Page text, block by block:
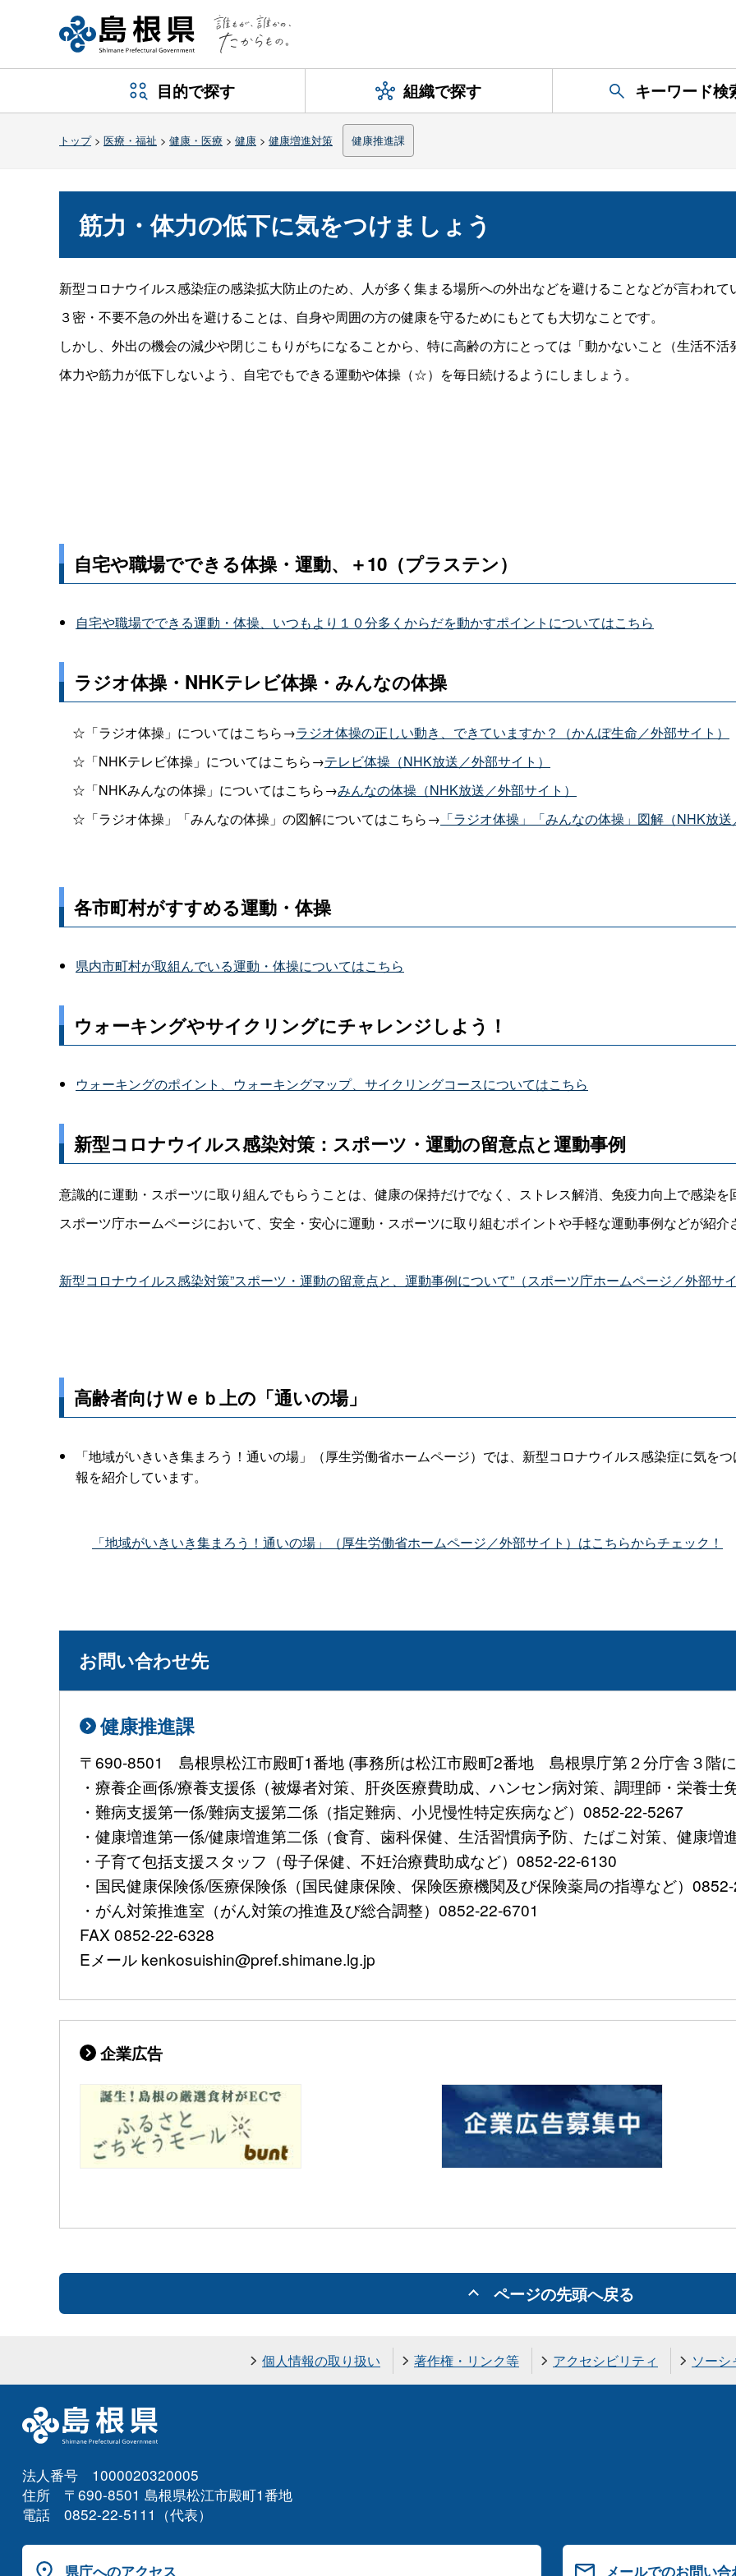
目的で探す 組織で探す キーワード検
トップ> 医療・福祉 > 健康・医療 > 健康 > 健康増進対策 健康推進課
筋力・体力の低下に気をつけましょう
新型コロナウイルス感染症の感染拡大防止のため、人が多く集まる場所への外出などを避けることなどが言われて
３密・不要不急の外出を避けることは、自身や周囲の方の健康を守るためにもとても大切なことです。
しかし、外出の機会の減少や閉じこもりがちになることから、特に高齢の方にとっては「動かないこと（生活不活
体力や筋力が低下しないよう、自宅でもできる運動や体操（☆）を毎日続けるようにしましょう。
自宅や職場でできる体操・運動、＋10（プラステン）
自宅や職場でできる運動・体操、いつもより１０分多くからだを動かすポイントについてはこちら
ラジオ体操・NHKテレビ体操・みんなの体操
☆「ラジオ体操」についてはこちら→ラジオ体操の正しい動き、できていますか？（かんぽ生命／外部サイト）
☆「NHKテレビ体操」についてはこちら→テレビ体操（NHK放送／外部サイト）
☆「NHKみんなの体操」についてはこちら→みんなの体操（NHK放送／外部サイト）
☆「ラジオ体操」「みんなの体操」の図解についてはこちら→ 「ラジオ体操」「みんなの体操」図解（NHK放送
各市町村がすすめる運動・体操
県内市町村が取組んでいる運動・体操についてはこちら
ウォーキングやサイクリングにチャレンジしよう！
ウォーキングのポイント、ウォーキングマップ、サイクリングコースについてはこちら
新型コロナウイルス感染対策：スポーツ・運動の留意点と運動事例
意識的に運動・スポーツに取り組んでもらうことは、健康の保持だけでなく、ストレス解消、免疫力向上で感染を
スポーツ庁ホームページにおいて、安全・安心に運動・スポーツに取り組むポイントや手軽な運動事例などが紹介
新型コロナウイルス感染対策”スポーツ・運動の留意点と、運動事例について”（スポーツ庁ホームページ／外部サイ
高齢者向けＷｅｂ上の「通いの場」
「地域がいきいき集まろう！通いの場」（厚生労働省ホームページ）では、新型コロナウイルス感染症に気を
報を紹介しています。
「地域がいきいき集まろう！通いの場」（厚生労働省ホームページ／外部サイト）はこちらからチェック！
お問い合わせ先
健康推進課
〒690-8501 島根県松江市殿町1番地 (事務所は松江市殿町2番地 島根県庁第２分庁舎３階
・療養企画係/療養支援係（被爆者対策、肝炎医療費助成、ハンセン病対策、調理師・栄養士
・難病支援第一係/難病支援第二係（指定難病、小児慢性特定疾病など）0852-22-5267
・健康増進第一係/健康増進第二係（食育、歯科保健、生活習慣病予防、たばこ対策、健康増
・子育て包括支援スタッフ（母子保健、不妊治療費助成など）0852-22-6130
・国民健康保険係/医療保険係（国民健康保険、保険医療機関及び保険薬局の指導など）
・がん対策推進室（がん対策の推進及び総合調整）0852-22-6701
FAX 0852-22-6328
Eメール kenkosuishin@pref.shimane.lg.jp
企業広告
ページの先頭へ戻る
個人情報の取り扱い 著作権・リンク等 アクセシビリティ ソー
法人番号 1000020320005
住所 〒690-8501 島根県松江市殿町1番地
電話 0852-22-5111（代表）
県庁へのアクセス メールでのお問い合